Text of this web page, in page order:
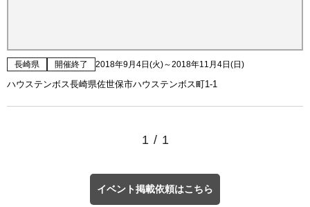
長崎県 開催終了 2018年9月4日(火)～2018年11月4日(日)
ハウステンボス長崎県佐世保市ハウステンボス町1-1
1 / 1
イベント掲載依頼はこちら